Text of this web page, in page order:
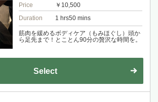
Price
￥10,500
Duration
1 hrs50 mins
筋肉を緩めるボディケア（もみほぐし）頭か
ら足先まで！とことん90分の贅沢な時間を。
Select